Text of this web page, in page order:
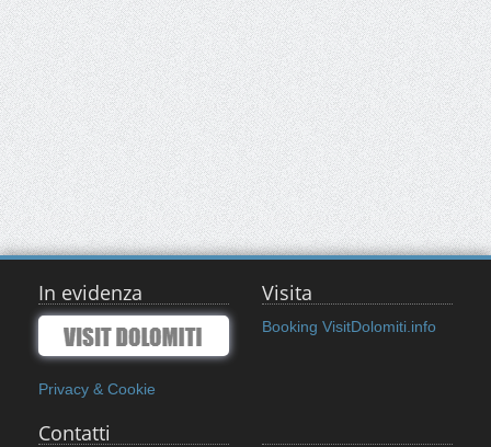
In evidenza
Privacy & Cookie
Visita
Booking VisitDolomiti.info
Contatti